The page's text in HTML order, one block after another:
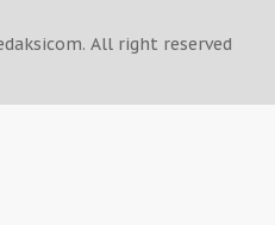
All right reserved